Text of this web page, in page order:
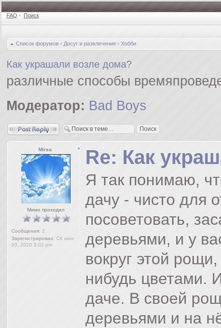
FAQ • Поиск
Список форумов ‹ Досуг и развлечение ‹ Хобби
Как украшали возле дома?
различные способы
Модератор: Bad Boys
Ответить
Mirsa
Мимо проходил
Сообщения: 2
Зарегистрирован: Сб июн
20, 2020 3:02 pm
Re: Как
Я так понимаю,
дачу - чисто для
посоветовать,
деревьями, и у
вокруг этой
нибудь цветами.
даче. В своей
деревьями и на